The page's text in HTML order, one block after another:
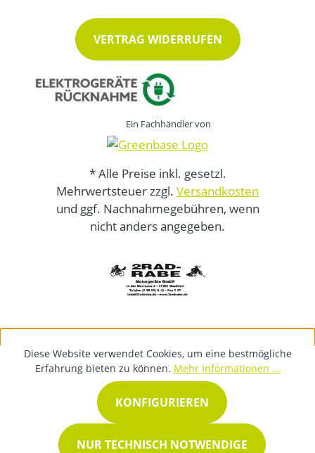
VERTRAG WIDERRUFEN
Ein Fachhändler von
* Alle Preise inkl. gesetzl.
Mehrwertsteuer zzgl. Versandkosten
und ggf. Nachnahmegebühren, wenn
nicht anders angegeben.
Diese Website verwendet Cookies, um eine bestmögliche
Erfahrung bieten zu können. Mehr Informationen ...
NUR TECHNISCH NOTWENDIGE
KONFIGURIEREN